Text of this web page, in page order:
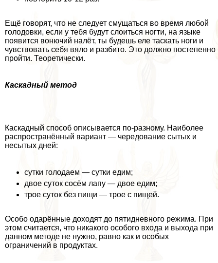
Ещё говорят, что не следует смущаться во время любой
голодовки, если у тебя будут слоиться ногти, на языке
появится вонючий налёт, ты будешь еле таскать ноги и
чувствовать себя вяло и разбито. Это должно постепенно
пройти. Теоретически.
Каскадный метод
Каскадный способ описывается по-разному. Наиболее
распространённый вариант — чередование сытых и
несытых дней:
сутки голодаем — сутки едим;
двое суток сосём лапу — двое едим;
трое суток без пищи — трое с пищей.
Особо одарённые доходят до пятидневного режима. При
этом считается, что никакого особого входа и выхода при
данном методе не нужно, равно как и особых
ограничений в продуктах.